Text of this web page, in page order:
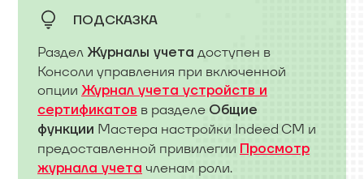
ПОДСКАЗКА
Раздел Журналы учета доступен в
Консоли управления при включенной
опции Журнал учета устройств и
сертификатов в разделе Общие
функции Мастера настройки Indeed CM и
предоставленной привилегии Просмотр
журнала учета членам роли.